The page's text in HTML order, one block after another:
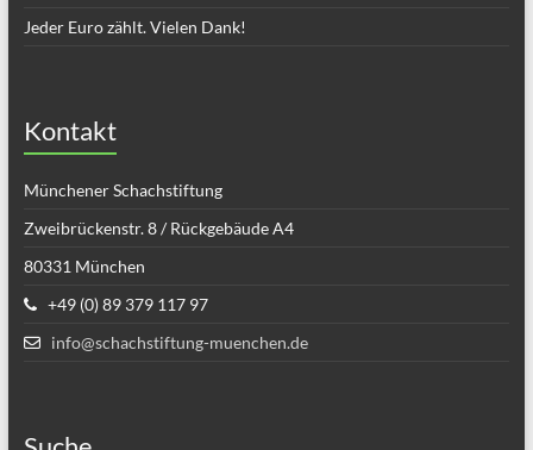
Jeder Euro zählt. Vielen Dank!
Kontakt
Münchener Schachstiftung
Zweibrückenstr. 8 / Rückgebäude A4
80331 München
+49 (0) 89 379 117 97
info@schachstiftung-muenchen.de